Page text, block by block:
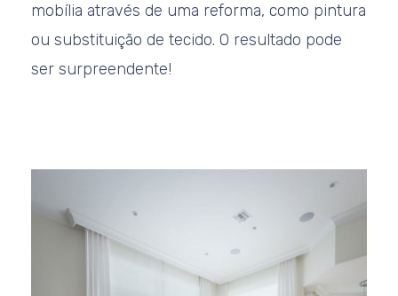
mobília através de uma reforma, como pintura
ou substituição de tecido. O resultado pode
ser surpreendente!